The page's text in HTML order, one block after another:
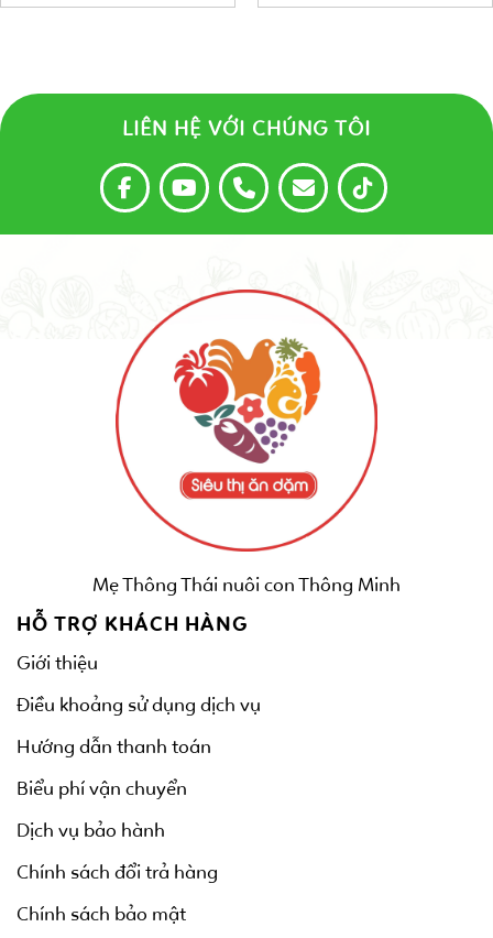
LIÊN HỆ VỚI CHÚNG TÔI
Mẹ Thông Thái nuôi con Thông Minh
HỖ TRỢ KHÁCH HÀNG
Giới thiệu
Điều khoảng sử dụng dịch vụ
Hướng dẫn thanh toán
Biểu phí vận chuyển
Dịch vụ bảo hành
Chính sách đổi trả hàng
Chính sách bảo mật